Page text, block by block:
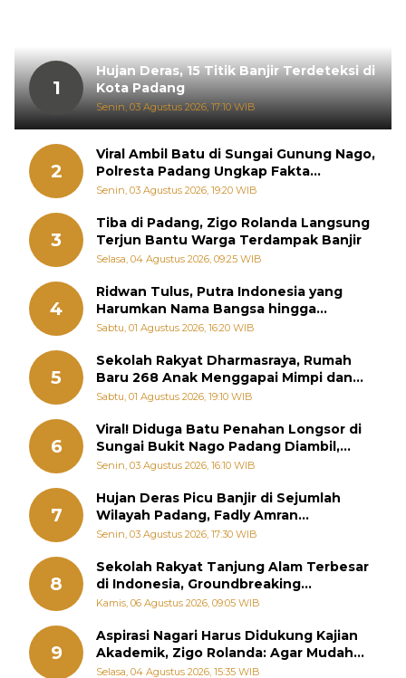
1
Hujan Deras, 15 Titik Banjir Terdeteksi di
Kota Padang
Senin, 03 Agustus 2026, 17:10 WIB
2
Viral Ambil Batu di Sungai Gunung Nago,
Polresta Padang Ungkap Fakta
Sebenarnya
Senin, 03 Agustus 2026, 19:20 WIB
3
Tiba di Padang, Zigo Rolanda Langsung
Terjun Bantu Warga Terdampak Banjir
Selasa, 04 Agustus 2026, 09:25 WIB
4
Ridwan Tulus, Putra Indonesia yang
Harumkan Nama Bangsa hingga
Diabadikan dalam Buku Jepang
Sabtu, 01 Agustus 2026, 16:20 WIB
5
Sekolah Rakyat Dharmasraya, Rumah
Baru 268 Anak Menggapai Mimpi dan
Memutus Rantai Kemiskinan
Sabtu, 01 Agustus 2026, 19:10 WIB
6
Viral! Diduga Batu Penahan Longsor di
Sungai Bukit Nago Padang Diambil,
Warga Khawatir Bencana Terulang
Senin, 03 Agustus 2026, 16:10 WIB
7
Hujan Deras Picu Banjir di Sejumlah
Wilayah Padang, Fadly Amran
Perintahkan OPD Siaga
Senin, 03 Agustus 2026, 17:30 WIB
8
Sekolah Rakyat Tanjung Alam Terbesar
di Indonesia, Groundbreaking
September
Kamis, 06 Agustus 2026, 09:05 WIB
9
Aspirasi Nagari Harus Didukung Kajian
Akademik, Zigo Rolanda: Agar Mudah
Diperjuangkan di Kementerian
Selasa, 04 Agustus 2026, 15:35 WIB